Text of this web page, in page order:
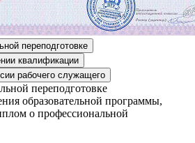
переподготовке
квалификации
рабочего служащего
переподготовке
образовательной программы,
о профессиональной